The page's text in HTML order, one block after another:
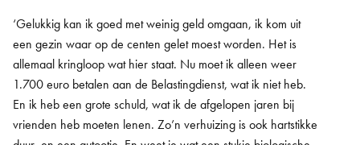
‘Gelukkig kan ik goed met weinig geld omgaan, ik kom uit
een gezin waar op de centen gelet moest worden. Het is
allemaal kringloop wat hier staat. Nu moet ik alleen weer
1.700 euro betalen aan de Belastingdienst, wat ik niet heb.
En ik heb een grote schuld, wat ik de afgelopen jaren bij
vrienden heb moeten lenen. Zo’n verhuizing is ook hartstikke